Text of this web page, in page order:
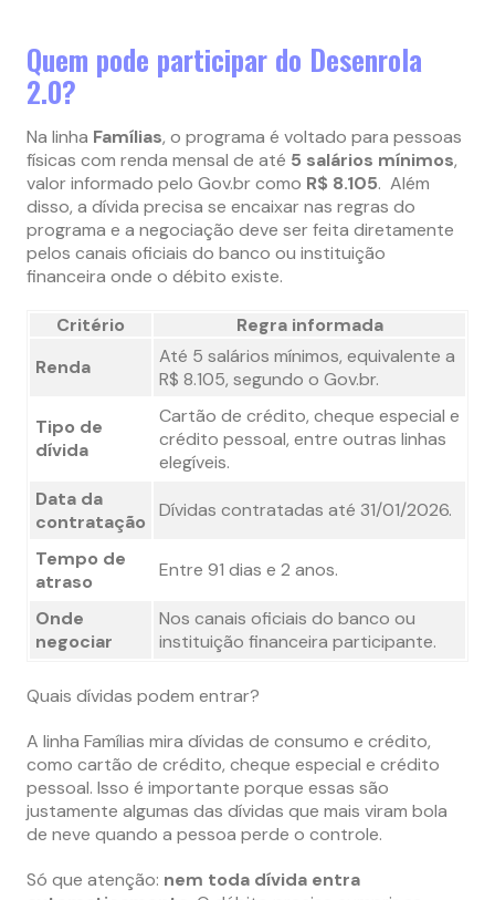
Quem pode participar do Desenrola
2.0?
Na linha Famílias, o programa é voltado para pessoas
físicas com renda mensal de até 5 salários mínimos,
valor informado pelo Gov.br como R$ 8.105. Além
disso, a dívida precisa se encaixar nas regras do
programa e a negociação deve ser feita diretamente
pelos canais oficiais do banco ou instituição
financeira onde o débito existe.
Critério
Regra informada
Renda
Até 5 salários mínimos, equivalente a
R$ 8.105, segundo o Gov.br.
Tipo de
dívida
Cartão de crédito, cheque especial e
crédito pessoal, entre outras linhas
elegíveis.
Data da
contratação
Dívidas contratadas até 31/01/2026.
Tempo de
atraso
Entre 91 dias e 2 anos.
Onde
negociar
Nos canais oficiais do banco ou
instituição financeira participante.
Quais dívidas podem entrar?
A linha Famílias mira dívidas de consumo e crédito,
como cartão de crédito, cheque especial e crédito
pessoal. Isso é importante porque essas são
justamente algumas das dívidas que mais viram bola
de neve quando a pessoa perde o controle.
Só que atenção: nem toda dívida entra